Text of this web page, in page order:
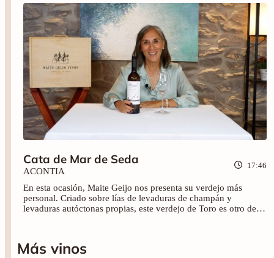
Cata de Mar de Seda
ACONTIA
17:46
En esta ocasión, Maite Geijo nos presenta su verdejo más
personal. Criado sobre lías de levaduras de champán y
levaduras autóctonas propias, este verdejo de Toro es otro de
con nosotros.
Más vinos